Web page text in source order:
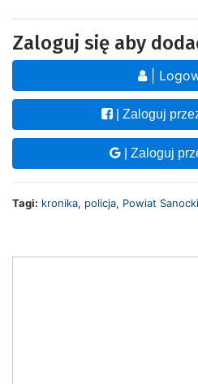
Zaloguj się aby
|
| Zaloguj
| Zaloguj
Tagi: kronika, policja, Powiat Sanocki